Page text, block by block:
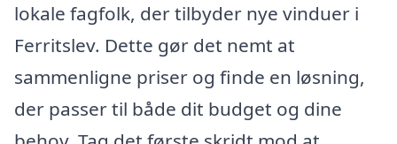
lokale fagfolk, der tilbyder nye vinduer i
Ferritslev. Dette gør det nemt at
sammenligne priser og finde en løsning,
der passer til både dit budget og dine